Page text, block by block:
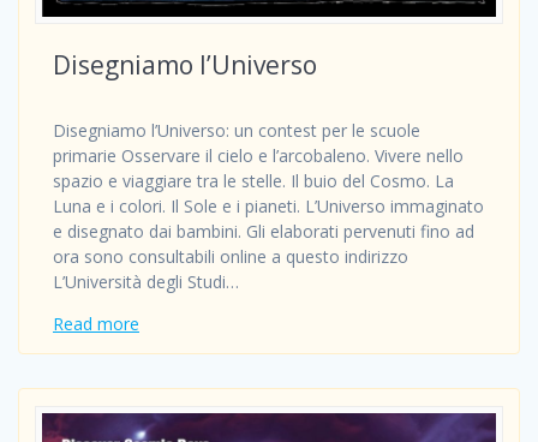
Disegniamo l’Universo
Disegniamo l’Universo: un contest per le scuole
primarie Osservare il cielo e l’arcobaleno. Vivere nello
spazio e viaggiare tra le stelle. Il buio del Cosmo. La
Luna e i colori. Il Sole e i pianeti. L’Universo immaginato
e disegnato dai bambini. Gli elaborati pervenuti fino ad
ora sono consultabili online a questo indirizzo
L’Università degli Studi…
Read more